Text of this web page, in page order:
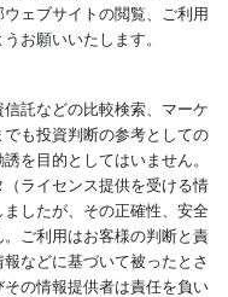
ェブサイトの閲覧、ご利用
お願いいたします。
託などの比較検索、マーケ
も投資判断の参考としての
を目的としてはいません。
ライセンス提供を受ける情
したが、その正確性、安全
ご利用はお客様の判断と責
などに基づいて被ったとさ
の情報提供者は責任を負い